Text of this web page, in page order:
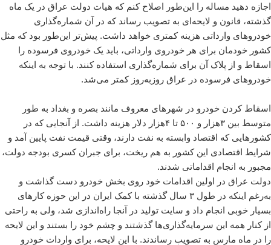
اجازه دهید مساله را این‌طور اصلاح کنم که هیات دولت عراق در یک ماه
گذشته، قانون و لایحه‌ای به تصویب رساند که در آن شماره‌گذاری
خودروهای وارداتی هزینه کمتری خواهد داشت. پیش‌تر این‌طور بود که مثل
کشور خودمان برای هر خودروی وارداتی، باید یک خودروی فرسوده را
اسقاط و از پلاک آن برای شماره‌گذاری استفاده کنند. با توجه به اینکه
خودروهای فرسوده در عراق روز‌به‌روز کمتر می‌شد.
اسقاط کردن خودرو در شهرهای معروف مانند بصره و بغداد به طور
متوسط بین ۳هزار و ۵۰۰ تا ۴هزار دلار هزینه داشت. از آنجایی که در
کشورهایی که اقتصاد وابسته به نفت دارند، وقتی قیمت نفت پایین آمد و
شرایط اقتصادی این کشور به هم ریخت، برای جبران کسری بودجه دولت،
مجبور به انجام اقداماتی شدند.
دولت عراق در اولین اقدامات خود روی بخش خودرو دست گذاشت و
به‌رغم اینکه در طول ۳ سال گذشته با کمک ایران در این حوزه کارهای
بسیار خوبی انجام داد و سایت تولید در آنجا راه‌اندازی شد، ولی به راحتی
از کنار همه این سرمایه‌گذاری‌ها گذشتند و چشم خود را بستند و این لایحه
را در ماه مارس به تصویب رساندند. با این لایحه، برای واردات خودرو